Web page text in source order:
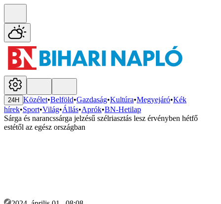
24H Közélet•Belföld•Gazdaság•Kultúra•Megyejáró•Kék
hírek•Sport•Világ•Állás•Aprók•BN-Hetilap
Sárga és narancssárga jelzésű szélriasztás lesz érvényben hétfő
estétől az egész országban